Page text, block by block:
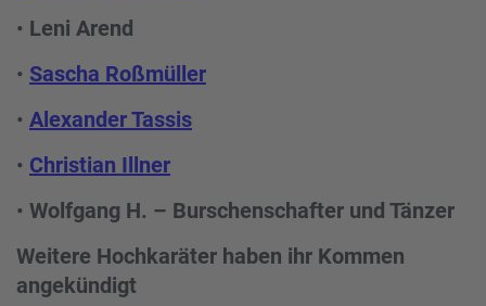
• Leni Arend
• Sascha Roßmüller
• Alexander Tassis
• Christian Illner
• Wolfgang H. – Burschenschafter und Tänzer
Weitere Hochkaräter haben ihr Kommen
angekündigt